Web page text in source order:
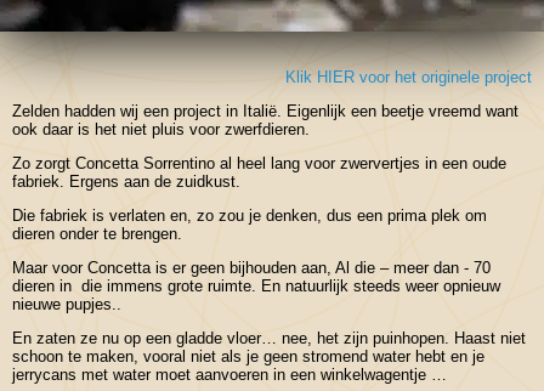
Klik HIER voor het originele project
Zelden hadden wij een project in Italië. Eigenlijk een beetje vreemd want
ook daar is het niet pluis voor zwerfdieren.
Zo zorgt Concetta Sorrentino al heel lang voor zwervertjes in een oude
fabriek. Ergens aan de zuidkust.
Die fabriek is verlaten en, zo zou je denken, dus een prima plek om
dieren onder te brengen.
Maar voor Concetta is er geen bijhouden aan, Al die – meer dan - 70
dieren in die immens grote ruimte. En natuurlijk steeds weer opnieuw
nieuwe pupjes..
En zaten ze nu op een gladde vloer… nee, het zijn puinhopen. Haast niet
schoon te maken, vooral niet als je geen stromend water hebt en je
jerrycans met water moet aanvoeren in een winkelwagentje …